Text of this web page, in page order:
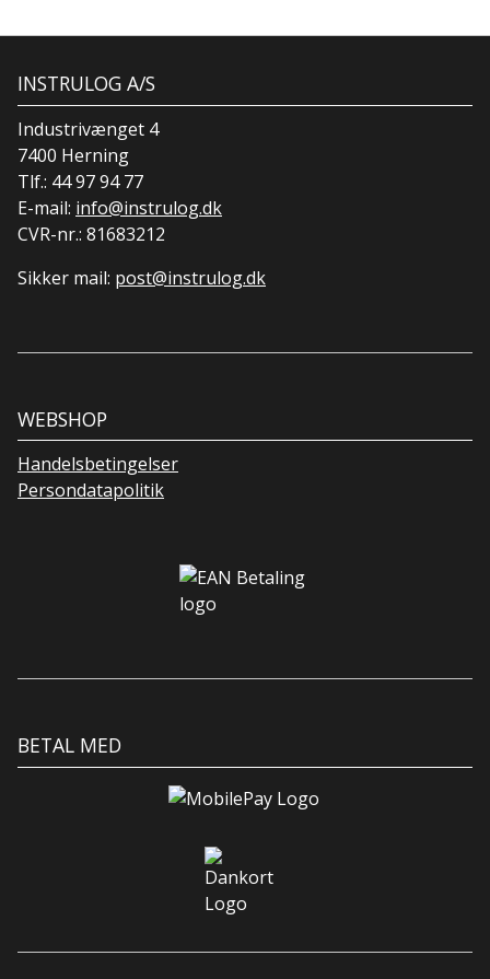
INSTRULOG A/S
Industrivænget 4
7400 Herning
Tlf.: 44 97 94 77
E-mail: info@instrulog.dk
CVR-nr.: 81683212
Sikker mail: post@instrulog.dk
WEBSHOP
Handelsbetingelser
Persondatapolitik
BETAL MED